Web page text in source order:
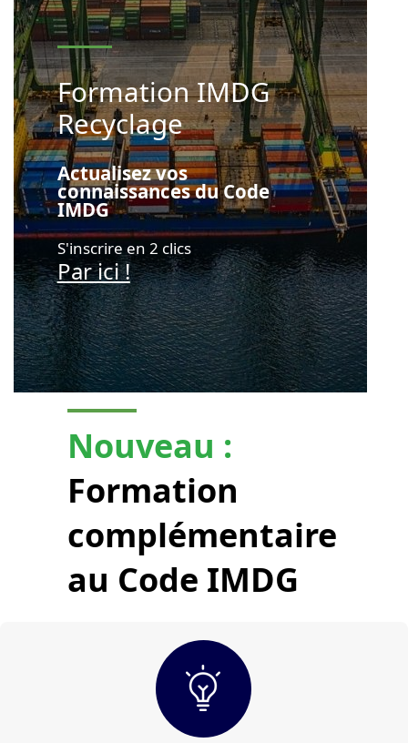
Formation IMDG
Recyclage
Actualisez vos
connaissances du Code
IMDG
S'inscrire en 2 clics
Par ici !
Nouveau :
Formation
complémentaire
au Code IMDG